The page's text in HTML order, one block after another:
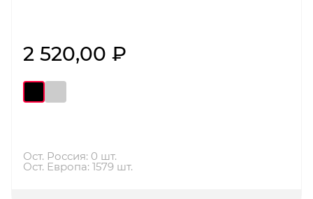
2 520,00 ₽
Ост. Россия: 0 шт.
Ост. Европа: 1579 шт.